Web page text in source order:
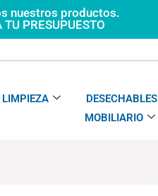
nuestros productos.
PRESUPUESTO
LIMPIEZA DESECHABLES
MOBILIARIO